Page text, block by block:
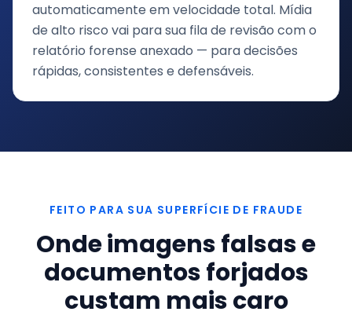
automaticamente em velocidade total. Mídia
de alto risco vai para sua fila de revisão com o
relatório forense anexado — para decisões
rápidas, consistentes e defensáveis.
FEITO PARA SUA SUPERFÍCIE DE FRAUDE
Onde imagens falsas e
documentos forjados
custam mais caro